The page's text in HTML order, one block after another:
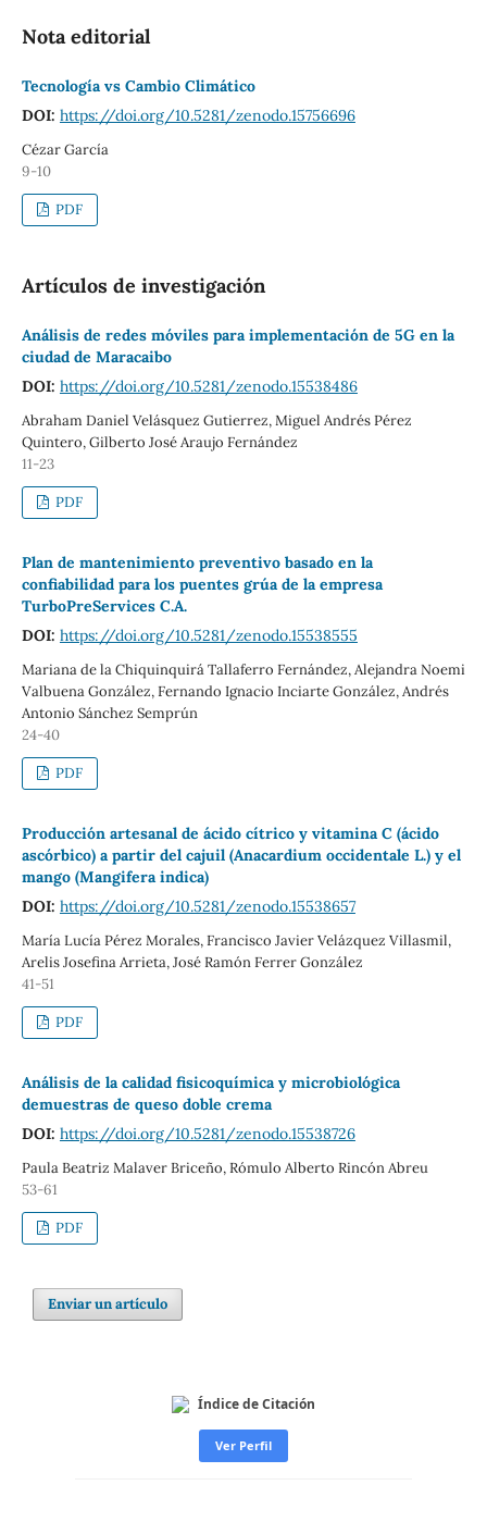
Nota editorial
Tecnología vs Cambio Climático
DOI: https://doi.org/10.5281/zenodo.15756696
Cézar García
9-10
PDF
Artículos de investigación
Análisis de redes móviles para implementación de 5G en la
ciudad de Maracaibo
DOI: https://doi.org/10.5281/zenodo.15538486
Abraham Daniel Velásquez Gutierrez, Miguel Andrés Pérez
Quintero, Gilberto José Araujo Fernández
11-23
PDF
Plan de mantenimiento preventivo basado en la
confiabilidad para los puentes grúa de la empresa
TurboPreServices C.A.
DOI: https://doi.org/10.5281/zenodo.15538555
Mariana de la Chiquinquirá Tallaferro Fernández, Alejandra Noemi
Valbuena González, Fernando Ignacio Inciarte González, Andrés
Antonio Sánchez Semprún
24-40
PDF
Producción artesanal de ácido cítrico y vitamina C (ácido
ascórbico) a partir del cajuil (Anacardium occidentale L.) y el
mango (Mangifera indica)
DOI: https://doi.org/10.5281/zenodo.15538657
María Lucía Pérez Morales, Francisco Javier Velázquez Villasmil,
Arelis Josefina Arrieta, José Ramón Ferrer González
41-51
PDF
Análisis de la calidad fisicoquímica y microbiológica
demuestras de queso doble crema
DOI: https://doi.org/10.5281/zenodo.15538726
Paula Beatriz Malaver Briceño, Rómulo Alberto Rincón Abreu
53-61
PDF
Enviar un artículo
Índice de Citación
Ver Perfil